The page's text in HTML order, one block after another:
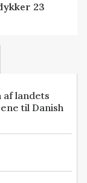
23
af landets
til Danish